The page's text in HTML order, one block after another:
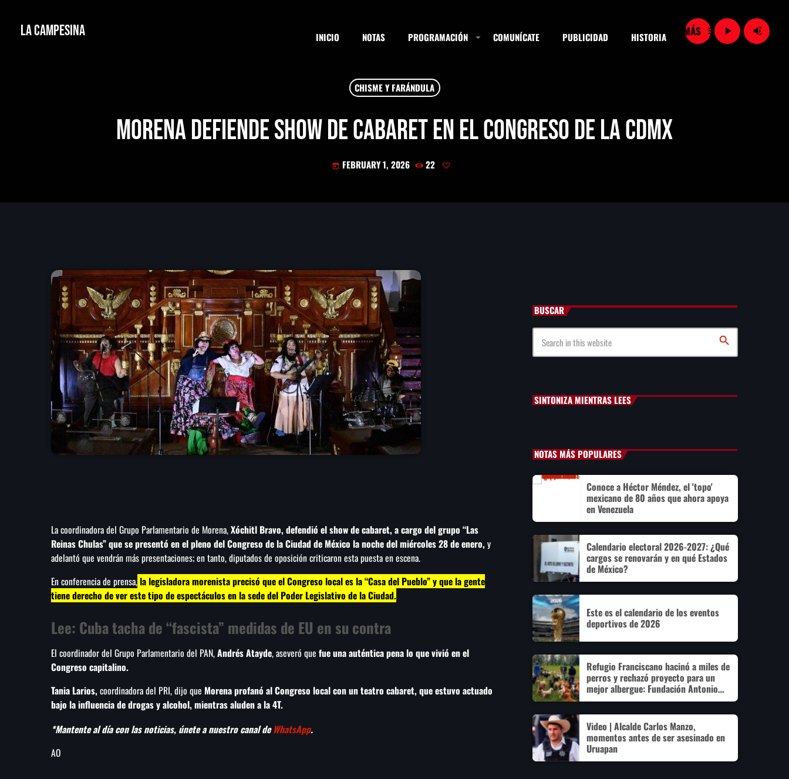
La Campesina INICIO NOTAS PROGRAMACIÓN COMUNÍCATE PUBLICIDAD HISTORIA menu play_arrow volume_up
Senado allana el nombramiento de Todd Blanche como
fiscal general de EE.UU.
CHISME Y FARÁNDULA
Morena defiende show de Cabaret en el Congreso de la CDMX
today FEBRUARY 1, 2026 22
La coordinadora del Grupo Parlamentario de Morena,Xóchitl Bravo, defendió el show de cabaret, a cargo del grupo “Las
Reinas Chulas” que se presentó en el pleno del Congreso de la Ciudad de México la noche del miércoles 28 de enero,y
adelantó que vendrán más presentaciones; en tanto, diputados de oposición criticaron esta puesta en escena.
En conferencia de prensa,la legisladora morenista precisó que el Congreso local es la “Casa del Pueblo” y que la gente
tiene derecho de ver este tipo de espectáculos en la sede del Poder Legislativo de la Ciudad.
Lee: Cuba tacha de “fascista” medidas de EU en su contra
El coordinador del Grupo Parlamentario del PAN,Andrés Atayde, aseveró que fue una auténtica pena lo que vivió en el
Congreso capitalino.
Tania Larios,coordinadora del PRI, dijo que Morena profanó al Congreso local con un teatro cabaret, que estuvo actuado
bajo la influencia de drogas y alcohol, mientras aluden a la 4T.
*Mantente al día con las noticias, únete a nuestro canal deWhatsApp.
AO
BUSCAR
search
SINTONIZA MIENTRAS LEES
NOTAS MÁS POPULARES
Conoce a Héctor Méndez, el 'topo'
mexicano de 80 años que ahora apoya
en Venezuela
Calendario electoral 2026-2027: ¿Qué
cargos se renovarán y en qué Estados
de México?
Este es el calendario de los eventos
deportivos de 2026
Refugio Franciscano hacinó a miles de
perros y rechazó proyecto para un
mejor albergue: Fundación Antonio
Hagenbeck
Video | Alcalde Carlos Manzo,
momentos antes de ser asesinado en
Uruapan